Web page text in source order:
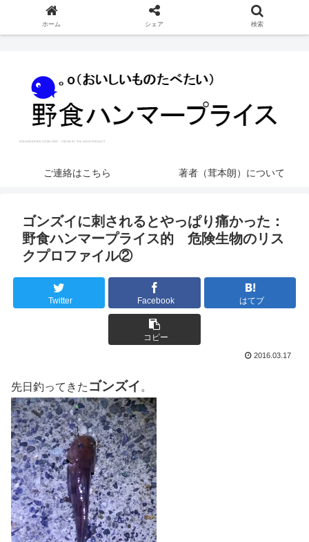
ご連絡はこちら 著者（茸本朗）について
ゴンズイに刺されるとやっぱり痛かった：
野食ハンマープライス的 危険生物のリス
クプロファイル②
Twitter Facebook はてブ
コピー
2016.03.17
先日釣ってきた ゴンズイ 。
ホーム シェア 検索